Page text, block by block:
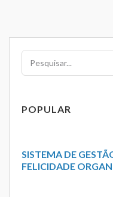
Pesquisar
POPULAR
SISTEMA DE
FELICIDADE